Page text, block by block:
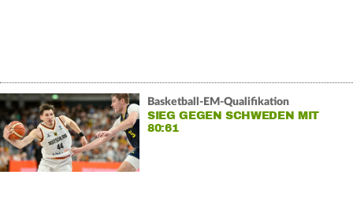
Basketball-EM-Qualifikation
SIEG GEGEN SCHWEDEN MIT
80:61